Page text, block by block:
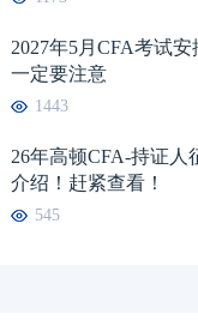
2027年5月CFA考试
一定要注意
1443
26年高顿CFA-持证人
介绍！赶紧查看！
545